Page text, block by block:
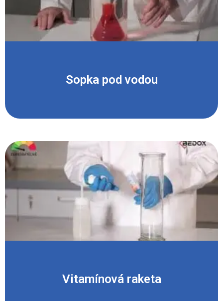
Sopka pod vodou
Vitamínová raketa